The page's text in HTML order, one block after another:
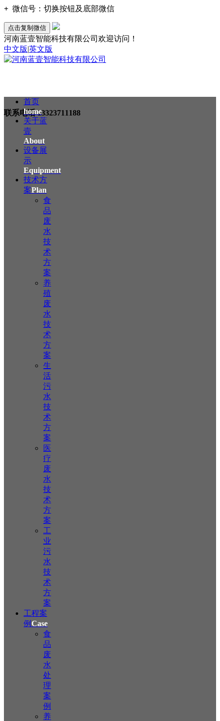
+ 微信号： 切换按钮及底部微信
点击复制微信
河南蓝壹智能科技有限公司欢迎访问！
中文版|英文版
联系电话13323711188
首页
home
关于蓝
壹
About
设备展
示
Equipment
技术方
案Plan
食
品
废
水
技
术
方
案
养
殖
废
水
技
术
方
案
生
活
污
水
技
术
方
案
医
疗
废
水
技
术
方
案
工
业
污
水
技
术
方
案
工程案
例Case
食
品
废
水
处
理
案
例
养